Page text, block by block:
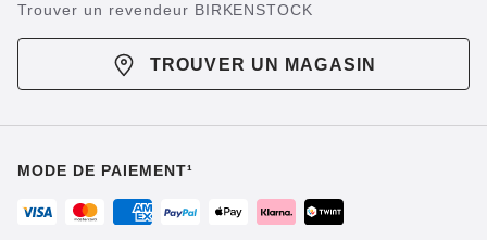
Trouver un revendeur BIRKENSTOCK
TROUVER UN MAGASIN
MODE DE PAIEMENT¹